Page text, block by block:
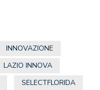
INNOVAZIONE
LAZIO INNOVA
SELECTFLORIDA